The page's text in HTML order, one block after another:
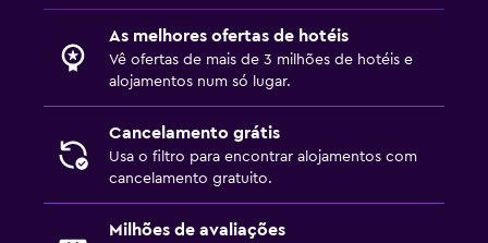
As melhores ofertas de hotéis
Vê ofertas de mais de 3 milhões de hotéis e
alojamentos num só lugar.
Cancelamento grátis
Usa o filtro para encontrar alojamentos com
cancelamento gratuito.
Milhões de avaliações